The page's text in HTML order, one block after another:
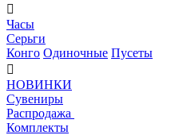

Часы
Серьги
Конго Одиночные Пусеты

НОВИНКИ
Сувениры
Распродажа
Комплекты